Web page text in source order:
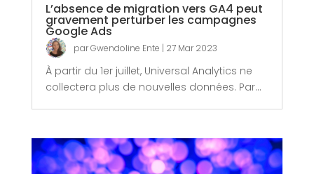
L’absence de migration vers GA4 peut
gravement perturber les campagnes
Google Ads
parGwendoline Ente | 27 Mar 2023
À partir du 1er juillet, Universal Analytics ne
collectera plus de nouvelles données. Par...